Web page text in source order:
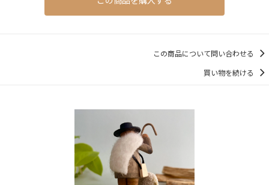
この商品について問い合わせる
買い物を続ける